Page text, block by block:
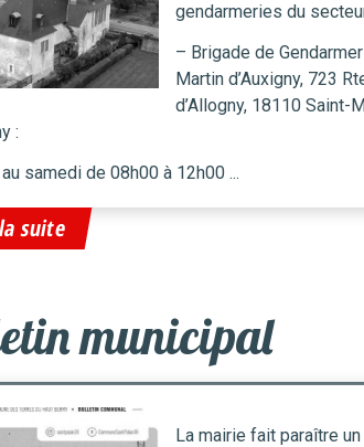
gendarmeries du
– Brigade de
Martin d’Auxigny, 723
d’Allogny, 18110 Saint-
:
samedi de 08h00 à 12h00 ...
suite
municipal
La mairie fait paraître